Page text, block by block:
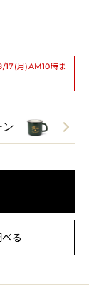
17(月)AM10時ま
ン
る